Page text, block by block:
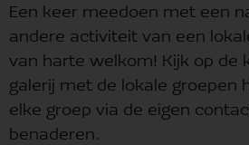
Een keer meedoen met een
andere activiteit van een
van harte welkom! Kijk op de
galerij met de lokale groepen
elke groep via de eigen
benaderen.